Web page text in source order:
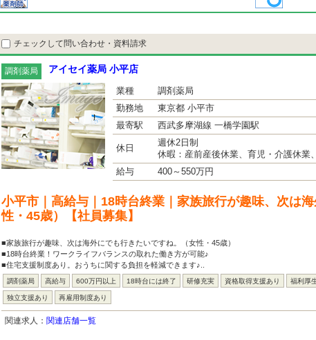
チェックして問い合わせ・資料請求
調剤薬局 アイセイ薬局 小平店
業種
調剤薬局
勤務地
東京都 小平市
最寄駅
西武多摩湖線 一橋学園駅
休日
週休2日制
休暇：産前産後休業、育児・介護休業
給与
400～550万円
小平市｜高給与｜18時台終業｜家族旅行が趣味、次は
性・45歳）【社員募集】
■家族旅行が趣味、次は海外にでも行きたいですね。（女性・45歳）
■18時台終業！ワークライフバランスの取れた働き方が可能♪
■住宅支援制度あり。おうちに関する負担を軽減できます♪..
調剤薬局 高給与 600万円以上 18時台には終了 研修充実 資格取得支援あり 福利厚
独立支援あり 再雇用制度あり
関連求人： 関連店舗一覧